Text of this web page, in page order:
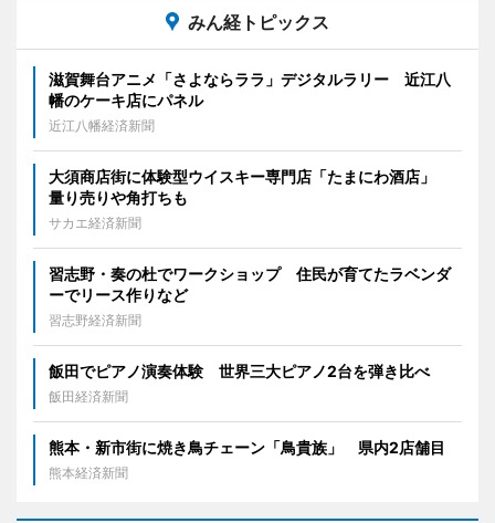
みん経トピックス
滋賀舞台アニメ「さよならララ」デジタルラリー 近江八
幡のケーキ店にパネル
近江八幡経済新聞
大須商店街に体験型ウイスキー専門店「たまにわ酒店」
量り売りや角打ちも
サカエ経済新聞
習志野・奏の杜でワークショップ 住民が育てたラベンダ
ーでリース作りなど
習志野経済新聞
飯田でピアノ演奏体験 世界三大ピアノ2台を弾き比べ
飯田経済新聞
熊本・新市街に焼き鳥チェーン「鳥貴族」 県内2店舗目
熊本経済新聞